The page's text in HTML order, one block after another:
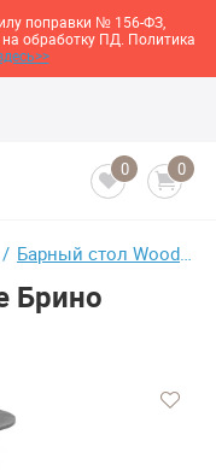
поправки № 156-ФЗ,
обработку ПД. Политика
0 0
Барный стол Woodville Брино
Брино